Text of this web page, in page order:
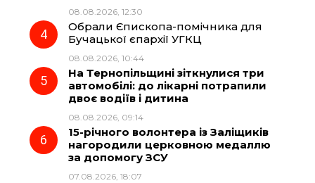
08.08.2026, 12:30
Обрали Єпископа-помічника для
Бучацької єпархії УГКЦ
08.08.2026, 10:44
На Тернопільщині зіткнулися три
автомобілі: до лікарні потрапили
двоє водіїв і дитина
08.08.2026, 09:14
15-річного волонтера із Заліщиків
нагородили церковною медаллю
за допомогу ЗСУ
07.08.2026, 18:07